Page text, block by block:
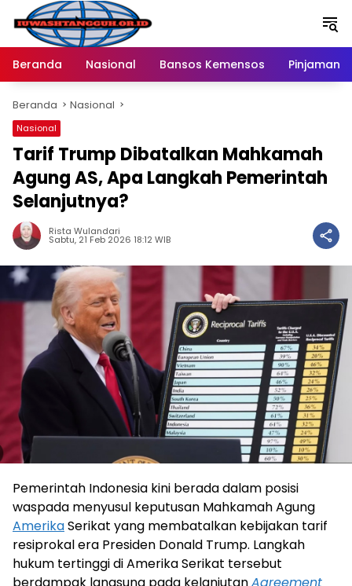
Langsung
konten
Beranda
Nasional Bansos Kemensos Pinjaman
Beranda Nasional
Nasional
Tarif Trump Dibatalkan Mahkamah
Agung AS, Apa Langkah Pemerintah
Selanjutnya?
Rista Wulandari
Sabtu, 21 Feb 2026 18:12 WIB
Pemerintah Indonesia kini berada dalam posisi
waspada menyusul keputusan Mahkamah Agung
AmerikaSerikat yang membatalkan kebijakan tarif
resiprokal era Presiden Donald Trump. Langkah
hukum tertinggi di Amerika Serikat tersebut